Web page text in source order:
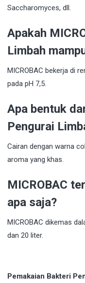
Saccharomyces, dll.
Apakah
Limbah
MICROBAC bekerja di
pada pH 7,5.
Apa bentuk
Pengurai
Cairan dengan warna
aroma yang khas.
MICROBAC
apa saja?
MICROBAC dikemas
dan 20 liter.
Pemakaian Bakteri